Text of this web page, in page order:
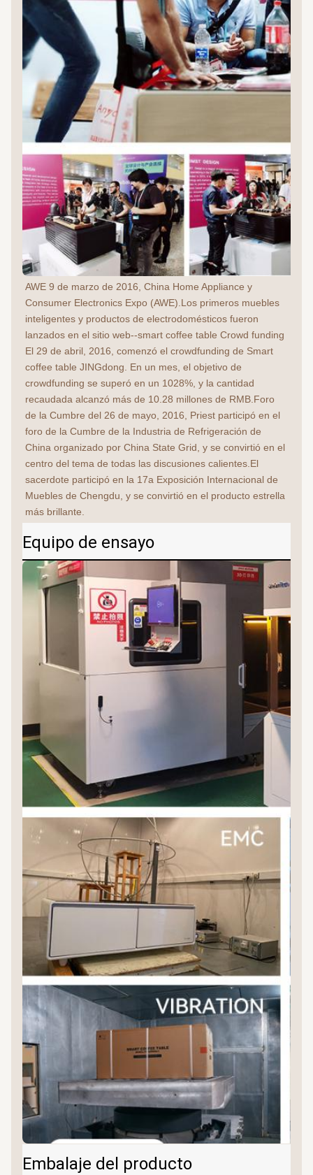
AWE 9 de marzo de 2016, China Home Appliance y
Consumer Electronics Expo (AWE).Los primeros muebles
inteligentes y productos de electrodomésticos fueron
lanzados en el sitio web--smart coffee table Crowd funding
El 29 de abril, 2016, comenzó el crowdfunding de Smart
coffee table JINGdong. En un mes, el objetivo de
crowdfunding se superó en un 1028%, y la cantidad
recaudada alcanzó más de 10.28 millones de RMB.Foro
de la Cumbre del 26 de mayo, 2016, Priest participó en el
foro de la Cumbre de la Industria de Refrigeración de
China organizado por China State Grid, y se convirtió en el
centro del tema de todas las discusiones calientes.El
sacerdote participó en la 17a Exposición Internacional de
Muebles de Chengdu, y se convirtió en el producto estrella
más brillante.
Equipo de ensayo
Embalaje del producto